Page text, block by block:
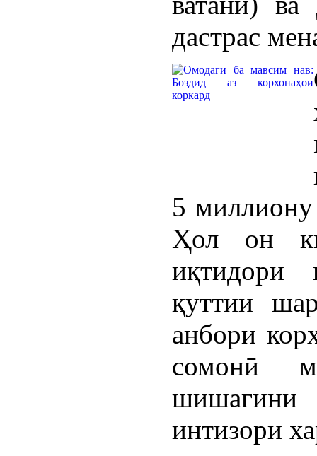
дастрас
5
Ҳол он
иқтидори
қуттии
анбори
сомонӣ
шишагини
интизори